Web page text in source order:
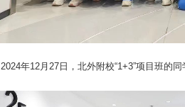
2024年12月27日，北外附校“1+3”项目班的